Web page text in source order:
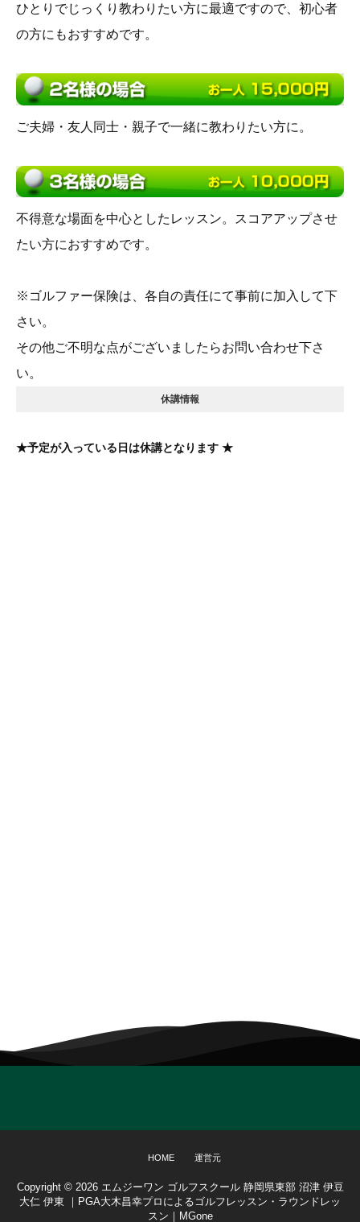
ひとりでじっくり教わりたい方に最適ですので、初心者
の方にもおすすめです。
ご夫婦・友人同士・親子で一緒に教わりたい方に。
不得意な場面を中心としたレッスン。スコアアップさせ
たい方におすすめです。
※ゴルファー保険は、各自の責任にて事前に加入して下
さい。
その他ご不明な点がございましたらお問い合わせ下さ
い。
休講情報
★予定が入っている日は休講となります ★
HOME 運営元
Copyright © 2026 エムジーワン ゴルフスクール 静岡県東部 沼津 伊豆
大仁 伊東 ｜PGA大木昌幸プロによるゴルフレッスン・ラウンドレッ
スン｜MGone